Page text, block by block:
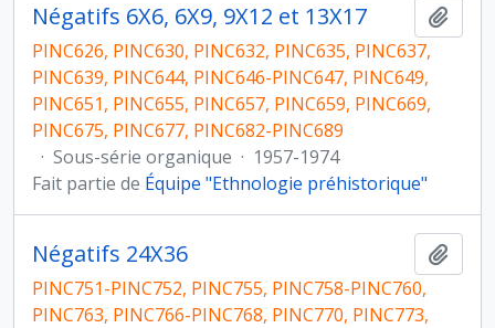
Négatifs 6X6, 6X9, 9X12 et 13X17
PINC626, PINC630, PINC632, PINC635, PINC637,
PINC639, PINC644, PINC646-PINC647, PINC649,
PINC651, PINC655, PINC657, PINC659, PINC669,
PINC675, PINC677, PINC682-PINC689
· Sous-série organique · 1957-1974
Fait partie de Équipe "Ethnologie préhistorique"
Négatifs 24X36
PINC751-PINC752, PINC755, PINC758-PINC760,
PINC763, PINC766-PINC768, PINC770, PINC773,